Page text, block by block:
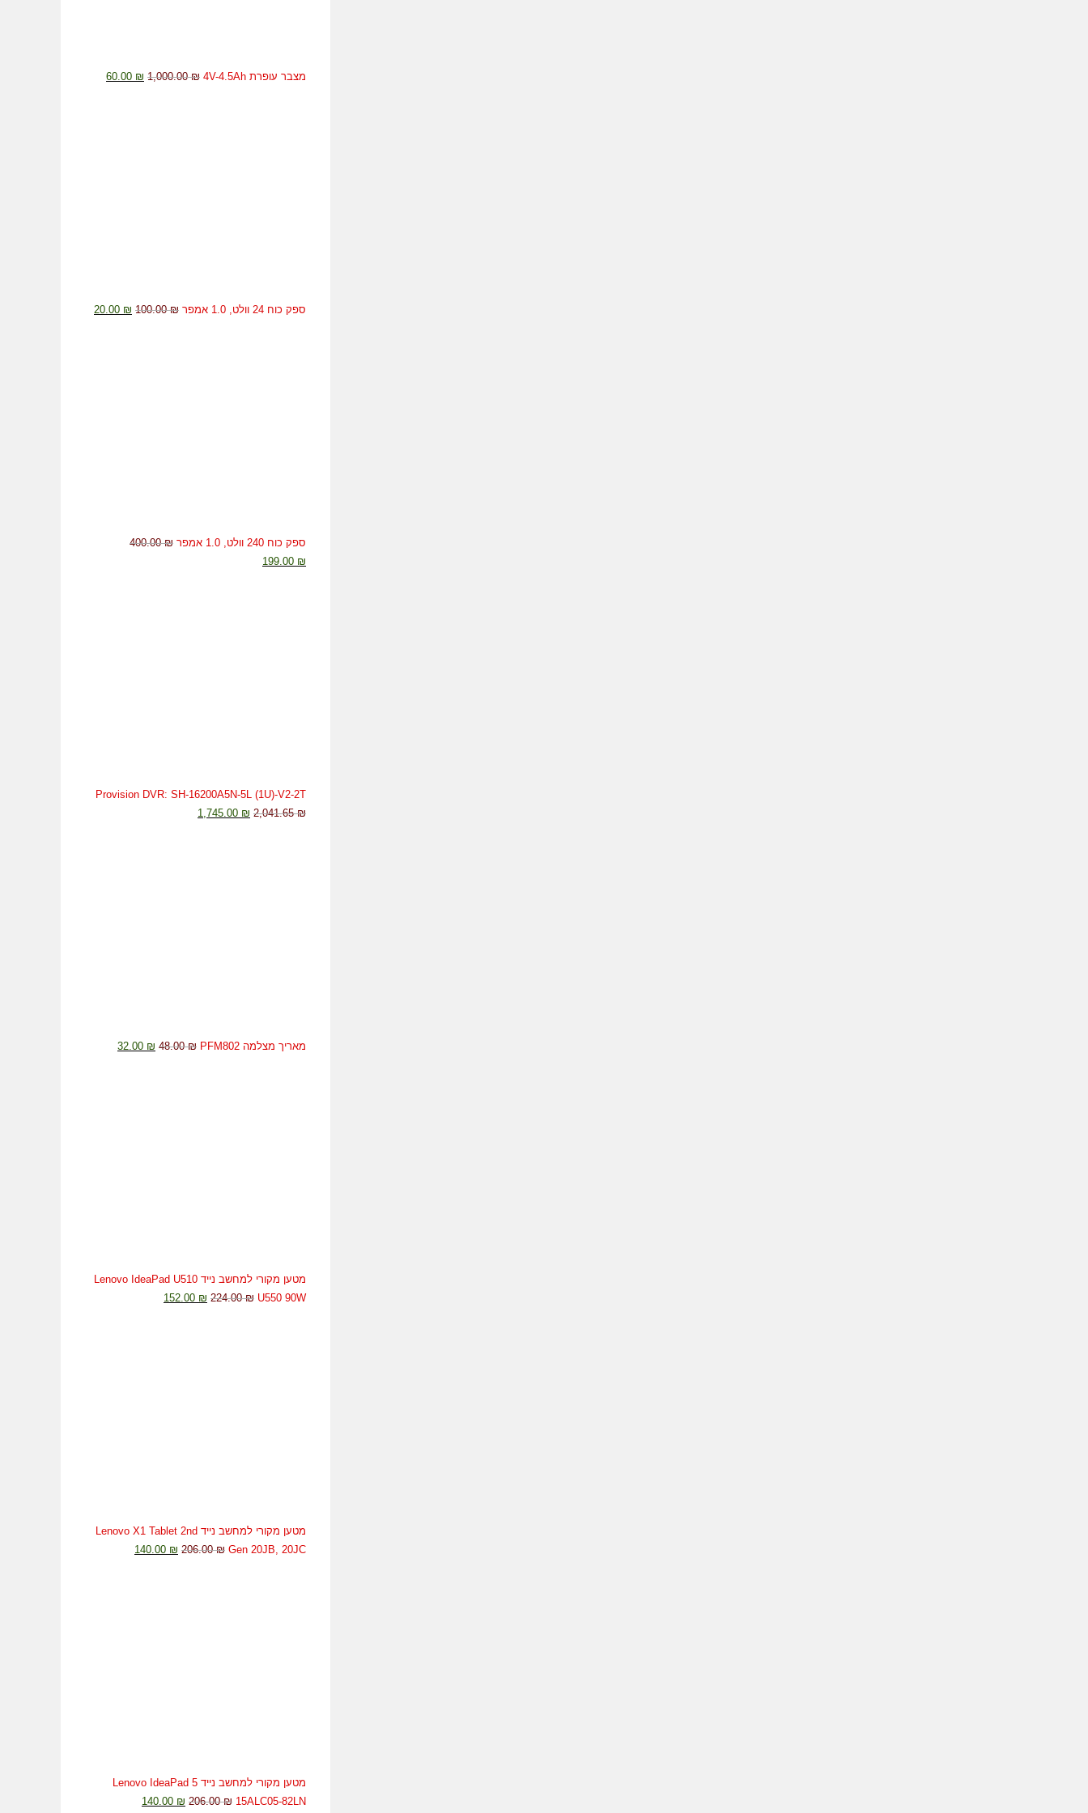
מצבר עופרת 4V-4.5Ah 1,000.00₪
המחיר
60.00 ₪
המחיר
ספק כוח 24 וולט, 1.0 אמפר 100.00₪
המחיר
20.00 ₪
ספק כוח 240 וולט, 1.0 אמפר 400.00₪
המחיר
199.00 ₪
Provision DVR: SH-16200A5N-5L (1U)-V2-2T
2,041.65₪
המחיר
1,745.00 ₪
מאריך מצלמה PFM802 48.00₪
המחיר
32.00 ₪
המחיר
מטען מקורי למחשב נייד Lenovo IdeaPad U510
U550 90W
224.00₪
המחיר
152.00 ₪
מטען מקורי למחשב נייד Lenovo X1 Tablet 2nd
Gen 20JB, 20JC
206.00₪
המחיר
140.00 ₪
מטען מקורי למחשב נייד Lenovo IdeaPad 5
15ALC05-82LN
206.00₪ המחיר
140.00 ₪